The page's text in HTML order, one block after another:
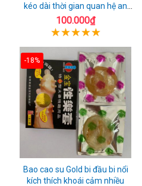
kéo dài thời gian quan hệ an
toàn
100.000₫
-18%
Bao cao su Gold bi đầu bi nổi
kích thích khoái cảm nhiều